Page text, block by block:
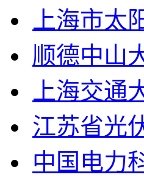
上海市太
顺德中山
上海交通
江苏省光
中国电力